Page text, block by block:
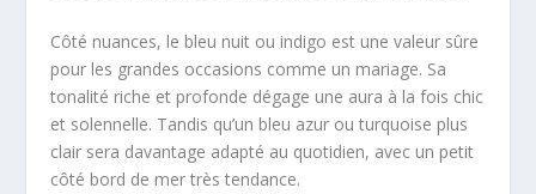
Côté nuances, le bleu nuit ou indigo est une valeur sûre
pour les grandes occasions comme un mariage. Sa
tonalité riche et profonde dégage une aura à la fois chic
et solennelle. Tandis qu’un bleu azur ou turquoise plus
clair sera davantage adapté au quotidien, avec un petit
côté bord de mer très tendance.